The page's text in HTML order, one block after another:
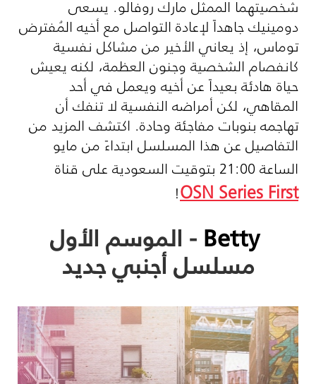
شخصيتهما الممثل مارك روفالو. يسعى
دومينيك جاهداً لإعادة التواصل مع أخيه المُفترض
توماس، إذ يعاني الأخير من مشاكل نفسية
كانفصام الشخصية وجنون العظمة، لكنه يعيش
حياة هادئة بعيداً عن أخيه ويعمل في أحد
المقاهي، لكن أمراضه النفسية لا تنفك أن
تهاجمه بنوبات مفاجئة وحادة. اكتشف المزيد من
التفاصيل عن هذا المسلسل ابتداءً من مايو
الساعة 21:00 بتوقيت السعودية على قناة
OSN Series First
!
Betty- الموسم الأول
مسلسل أجنبي جديد